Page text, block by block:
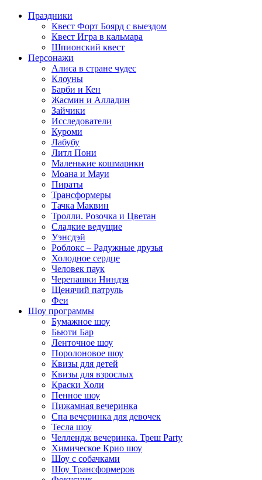
Праздники
Квест Форт Боярд с выездом
Квест Игра в кальмара
Шпионский квест
Персонажи
Алиса в стране чудес
Клоуны
Барби и Кен
Жасмин и Алладин
Зайчики
Исследователи
Куроми
Лабубу
Литл Пони
Маленькие кошмарики
Моана и Мауи
Пираты
Трансформеры
Тачка Маквин
Тролли. Розочка и Цветан
Сладкие ведущие
Уэнсдэй
Роблокс – Радужные друзья
Холодное сердце
Человек паук
Черепашки Ниндзя
Щенячий патруль
Феи
Шоу программы
Бумажное шоу
Бьюти Бар
Ленточное шоу
Поролоновое шоу
Квизы для детей
Квизы для взрослых
Краски Холи
Пенное шоу
Пижамная вечеринка
Спа вечеринка для девочек
Тесла шоу
Челлендж вечеринка. Треш Party
Химическое Крио шоу
Шоу с собачками
Шоу Трансформеров